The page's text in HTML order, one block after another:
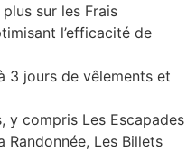
plus sur les Frais
l’efficacité de
3 jours de vêlements et
y compris Les Escapades
Randonnée, Les Billets